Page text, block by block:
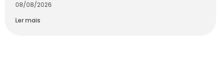
08/08/2026
Ler mais